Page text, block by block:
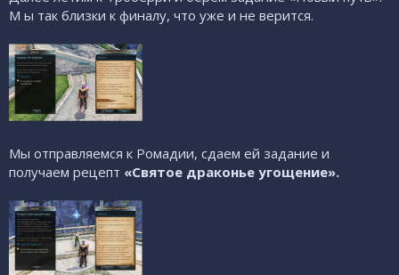
М ы так близки к финалу, что уже и не верится.
Мы отправляемся к Ромадии, сдаем ей задание и
получаем рецепт «Святое драконье угощение».